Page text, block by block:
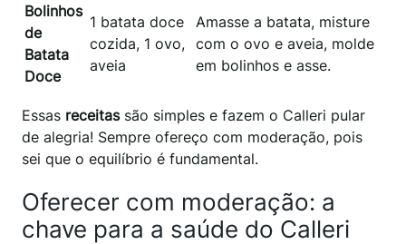
Bolinhos
de
Batata
Doce
1 batata doce
cozida, 1 ovo,
aveia
Amasse a batata, misture
com o ovo e aveia, molde
em bolinhos e asse.
Essas receitassão simples e fazem o Calleri pular
de alegria! Sempre ofereço com moderação, pois
sei que o equilíbrio é fundamental.
Oferecer com moderação: a
chave para a saúde do Calleri